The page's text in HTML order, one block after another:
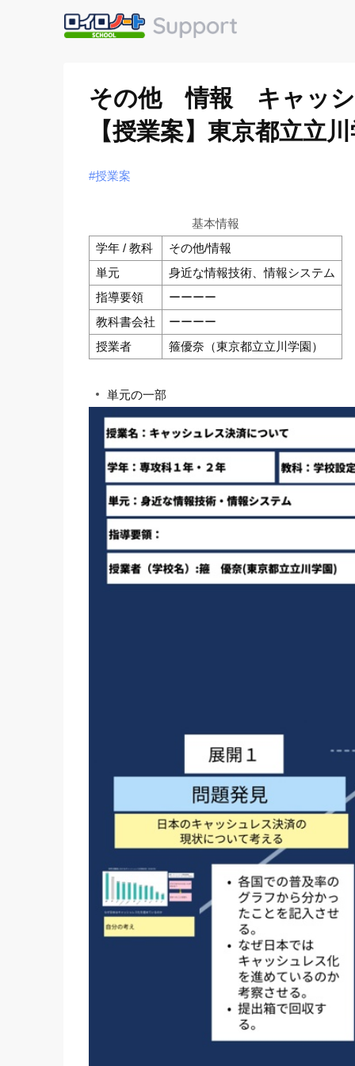
その他 情報 キャッシ
【授業案】東京都立立
#授業案
基本情報
学年 / 教科
その他/情報
単元
身近な情報技術、情報システム
指導要領
ーーーー
教科書会社
ーーーー
授業者
箍優奈（東京都立立川学園）
単元の一部